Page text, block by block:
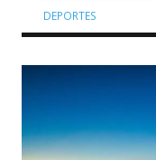
DEPORTES